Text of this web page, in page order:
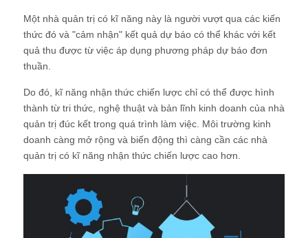
Một nhà quản trị có kĩ năng này là người vượt qua các kiến
thức đó và "cảm nhận" kết quả dự báo có thể khác với kết
quả thu được từ việc áp dụng phương pháp dự báo đơn
thuần.
Do đó, kĩ năng nhận thức chiến lược chỉ có thể được hình
thành từ tri thức, nghệ thuật và bản lĩnh kinh doanh của nhà
quản trị đúc kết trong quá trình làm việc. Môi trường kinh
doanh càng mở rộng và biến động thì càng cần các nhà
quản trị có kĩ năng nhận thức chiến lược cao hơn.